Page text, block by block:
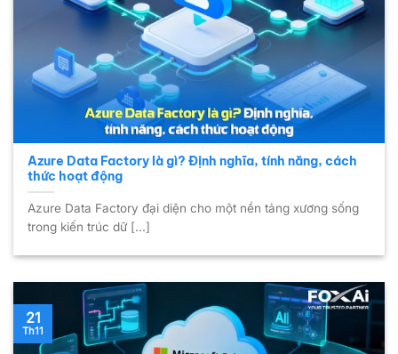
Azure Data Factory là gì? Định nghĩa, tính năng, cách
thức hoạt động
Azure Data Factory đại diện cho một nền tảng xương sống
trong kiến trúc dữ [...]
21
Th11